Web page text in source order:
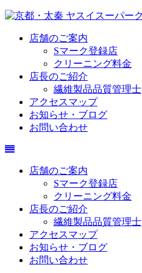
店舗のご案内
Sマーク登録店
クリーニング料金
店長のご紹介
繊維製品品質管理士
アクセスマップ
お知らせ・ブログ
お問い合わせ
店舗のご案内
Sマーク登録店
クリーニング料金
店長のご紹介
繊維製品品質管理士
アクセスマップ
お知らせ・ブログ
お問い合わせ